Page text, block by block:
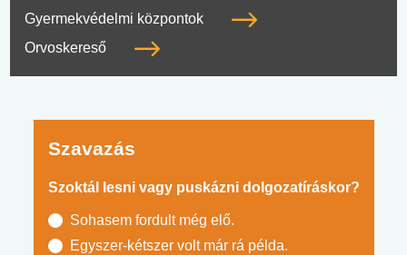
Gyermekvédelmi központok
Orvoskereső
Szavazás
Szoktál lesni vagy puskázni dolgozatíráskor?
Sohasem fordult még elő.
Egyszer-kétszer volt már rá példa.